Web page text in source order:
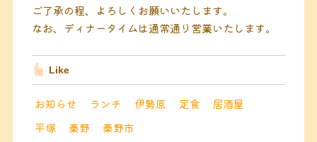
ご了承の程、よろしくお願いいたします。
なお、ディナータイムは通常通り営業いたします。
Like
お知らせ ランチ 伊勢原 定食
居酒屋
平塚
秦野 秦野市